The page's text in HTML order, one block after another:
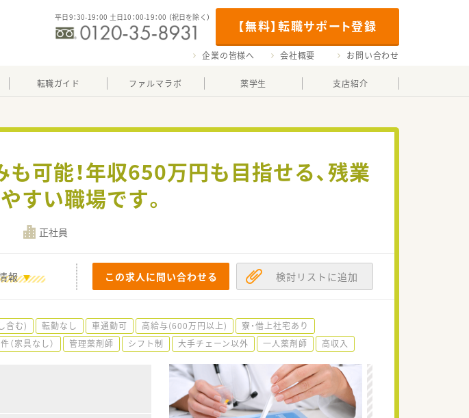
【無料】転職サポート登録
平日9：30-19：00 土日10：00-19：00 （祝日を除く）
企業の皆様へ 会社概要 お問い合わせ
転職ガイド ファルマラボ 薬学生 支店紹介
可能！年収650万円も目指せる、残業
すい職場です。
正社員
報 この求人に問い合わせる 検討リストに追加
含む) 転勤なし 車通勤可 高給与(600万円以上)
寮・借上社宅あり
（家具なし） 管理薬剤師 シフト制 大手チェーン以外 一人薬剤師 高収入